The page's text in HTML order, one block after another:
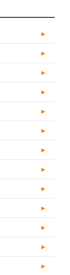
►
►
►
►
►
►
►
►
►
►
►
►
►